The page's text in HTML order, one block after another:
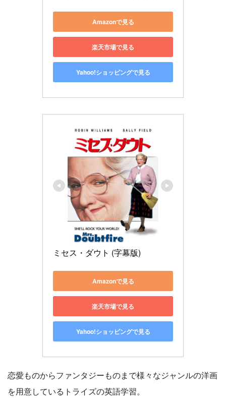
Amazonで見る
楽天市場で見る
Yahoo!ショッピングで見る
ミセス・ダウト (字幕版)
Amazonで見る
楽天市場で見る
Yahoo!ショッピングで見る
恋愛ものからファンタジーものまで様々なジャンルの洋画
を用意しているトライズの英語学習。